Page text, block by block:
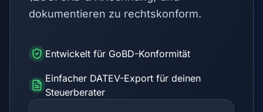
dokumentieren zu rechtskonform.
Entwickelt für GoBD-Konformität
Einfacher DATEV-Export für deinen
Steuerberater